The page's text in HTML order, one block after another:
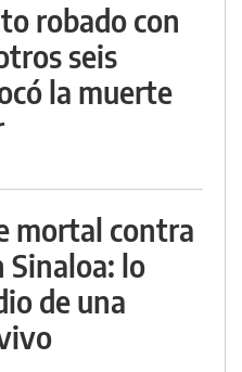
robado con
seis
la muerte
mortal contra
Sinaloa: lo
de una